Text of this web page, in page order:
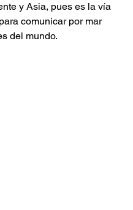
y Asia, pues es la vía
comunicar por mar
del mundo.